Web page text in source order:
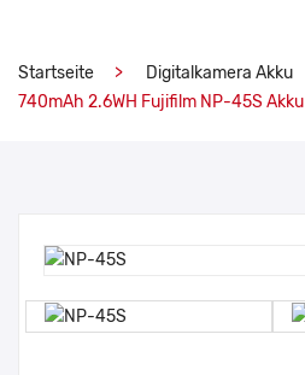
Startseite Digitalkamera Akku
740mAh 2.6WH Fujifilm NP-45S Akku